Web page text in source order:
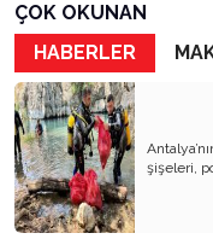
Katil Ağaçlar
Keşke Herkes
Veda Mektubum
Avm’ler Sinek
Hangi
ÇOK OKUNAN
HABERLER
şişeleri,